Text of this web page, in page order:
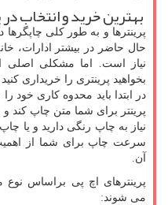
بهترین خرید و انتخاب
پرینترها و به طور کلی چاپگرها
حال حاضر در بیشتر ادارات،
نیاز است. اما مشکلی
بخواهید پرینتری را خریداری
در ابتدا باید محدوه کاری خود
پرینتر برای شما متن چاپ کند
نیاز به چاپ رنگی دارید و یا
سرعت چاپ برای شما از
آن.
پرینترهای اچ پی براساس
می شوند: